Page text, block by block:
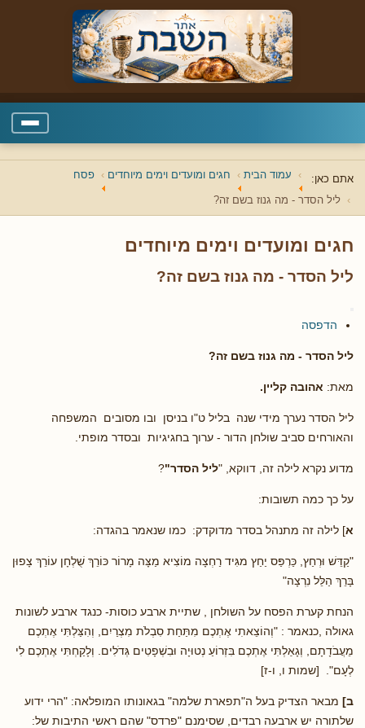
אתם כאן: עמוד הבית חגים ומועדים וימים מיוחדים פסח
ליל הסדר - מה גנוז בשם זה?
חגים ומועדים וימים מיוחדים
ליל הסדר - מה גנוז בשם זה?
הדפסה
ליל הסדר - מה גנוז בשם זה?
מאת: אהובה קליין.
ליל הסדר נערך מידי שנה בליל ט"ו בניסן ובו מסובים המשפחה
והאורחים סביב שולחן הדור - ערוך בחגיגיות ובסדר מופתי.
מדוע נקרא לילה זה, דווקא, "ליל הסדר"?
על כך כמה תשובות:
א] לילה זה מתנהל בסדר מדוקדק: כמו שנאמר בהגדה:
"קַדֵּשׁ וּרְחַץ, כַּרְפַּס יַחַץ מגִּיד רַחְצָה מוֹצִיא מַצָּה מָרוֹר כּוֹרֵךְ שֻׁלְחָן עוֹרֵךְ צָפוּן
בָּרֵךְ הַלֵּל נִרְצָה"
הנחת קערת הפסח על השולחן , שתיית ארבע כוסות- כנגד ארבע לשונות
גאולה ,כנאמר : "וְהוֹצֵאתִי אֶתְכֶם מִתַּחַת סִבְלֹת מִצְרַיִם, וְהִצַּלְתִּי אֶתְכֶם
מֵעֲבֹדָתָם, וְגָאַלְתִּי אֶתְכֶם בִּזְרוֹעַ נְטוּיָה וּבִשְׁפָטִים גְּדֹלִים. וְלָקַחְתִּי אֶתְכֶם לִי
לְעָם". [שמות ו, ו-ז]
ב] מבאר הצדיק בעל ה"תפארת שלמה" בגאונותו המופלאה: "הרי ידוע
שלתורה יש ארבעה רבדים, שסימנם "פרדס" שהם ראשי התיבות של: